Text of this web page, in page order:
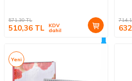
571,30TL
510,36 TL KDV
dahil
Yeni